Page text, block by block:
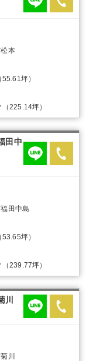
本
坪）
225.14坪）
田中
田中島
坪）
239.77坪）
川
川